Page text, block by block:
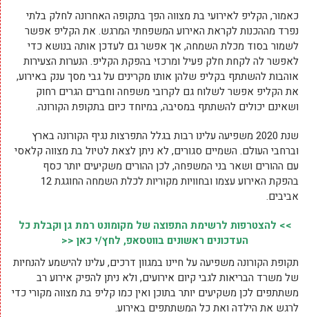
כאמור, הקליפ לאירועי בת מצווה הפך בתקופה האחרונה לחלק בלתי
נפרד מההכנות לקראת האירוע המשפחתי המרגש. את הקליפ אפשר
לשמור בסוד מכלת השמחה, אך אפשר גם לעדכן אותה בנושא כדי
לאפשר לה לקחת חלק פעיל ומרכזי בהפקת הקליפ. הנערות הצעירות
אוהבות להשתתף בקליפ שלהן אותו מקרינים על גבי מסך ענק באירוע,
את הקליפ אפשר לשלוח גם לקרובי משפחה וחברים הגרים רחוק
ושאינם יכולים להשתתף במסיבה, במיוחד כיום בתקופת הקורונה.
שנת 2020 משפיעה עלינו רבות בגלל התפרצות נגיף הקורונה בארץ
וברחבי העולם. השמיים סגורים, לא ניתן לצאת לטיול בת מצווה קלאסי
עם ההורים ושאר בני המשפחה, לכן ההורים משקיעים יותר כסף
בהפקת האירוע עצמו ובחוויות מקוריות לכלת השמחה החוגגת 12
אביבים.
>> להצטרפות לרשימת התפוצה של מקומונט רמת גן וקבלת כל
העדכונים ראשונים בווטסאפ, לחץ/י כאן <<
תקופת הקורונה משפיעה על חיינו במגוון דרכים, עלינו להישמע להנחיות
של משרד הבריאות לגבי קיום אירועים, ולא ניתן להפיק אירוע רב
משתתפים לכן משקיעים יותר בתוכן ואין כמו קליפ בת מצווה מקורי כדי
לרגש את הילדה ואת כל המשתתפים באירוע.